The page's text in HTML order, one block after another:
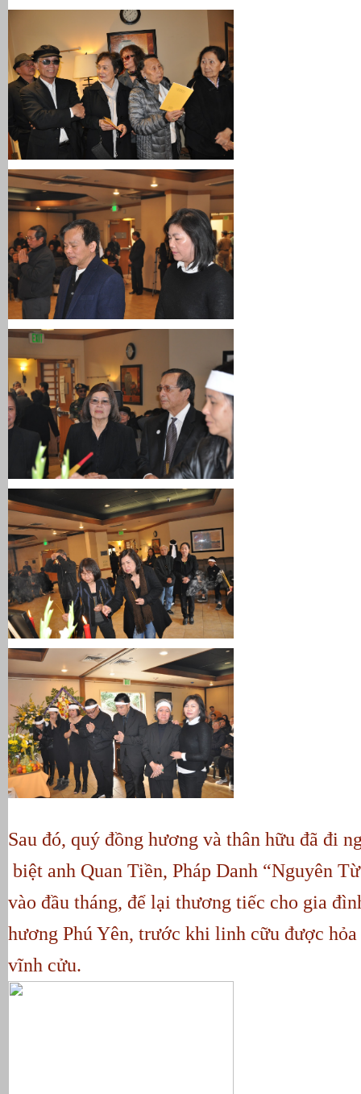
Sau đó, quý đồng hương và thân hữu đã đi
biệt anh Quan Tiền, Pháp Danh “Nguyên
vào đầu tháng, để lại thương tiếc cho gia
hương Phú Yên, trước khi linh cữu được
vĩnh cửu.